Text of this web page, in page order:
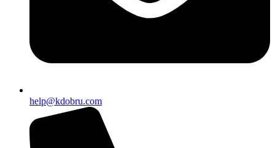
help@kdobru.com